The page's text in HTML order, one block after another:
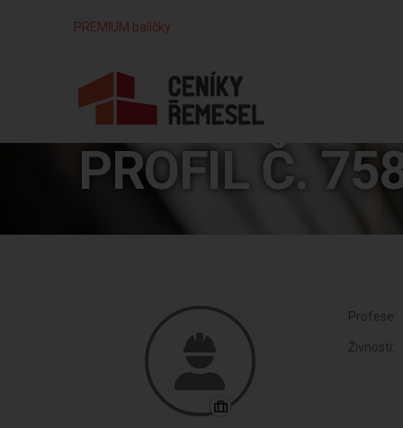
PREMIUM balíčky
PROFIL Č.
Profese:
Živnosti: